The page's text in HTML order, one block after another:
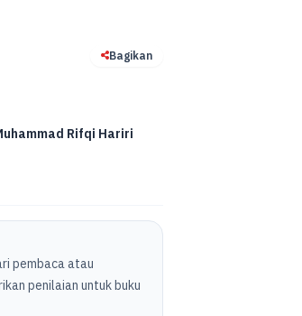
Bagikan
Rifqi Hariri
pembaca atau
penilaian untuk buku